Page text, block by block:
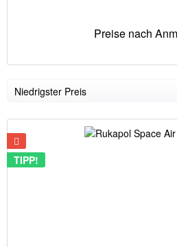
Preise nach
TIPP!